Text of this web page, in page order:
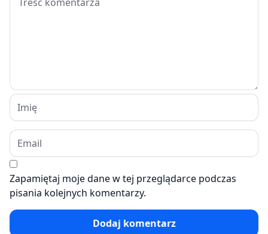
Zapamiętaj moje dane w tej przeglądarce podczas
pisania kolejnych komentarzy.
Dodaj komentarz